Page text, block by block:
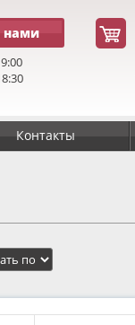
нами
Контакты